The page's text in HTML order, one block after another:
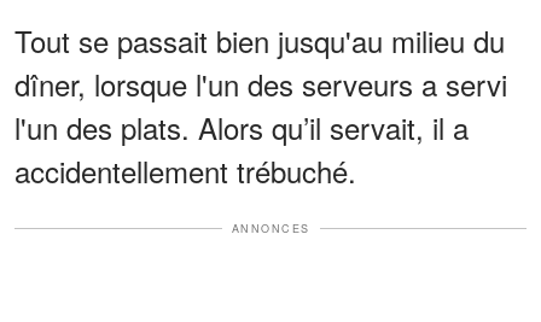
Tout se passait bien jusqu'au milieu du
dîner, lorsque l'un des serveurs a servi
l'un des plats. Alors qu’il servait, il a
accidentellement trébuché.
ANNONCES